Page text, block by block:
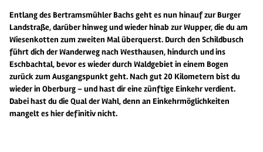
Entlang des Bertramsmühler Bachs geht es nun hinauf zur Burger
Landstraße, darüber hinweg und wieder hinab zur Wupper, die du am
Wiesenkotten zum zweiten Mal überquerst. Durch den Schildbusch
führt dich der Wanderweg nach Westhausen, hindurch und ins
Eschbachtal, bevor es wieder durch Waldgebiet in einem Bogen
zurück zum Ausgangspunkt geht. Nach gut 20 Kilometern bist du
wieder in Oberburg – und hast dir eine zünftige Einkehr verdient.
Dabei hast du die Qual der Wahl, denn an Einkehrmöglichkeiten
mangelt es hier definitiv nicht.